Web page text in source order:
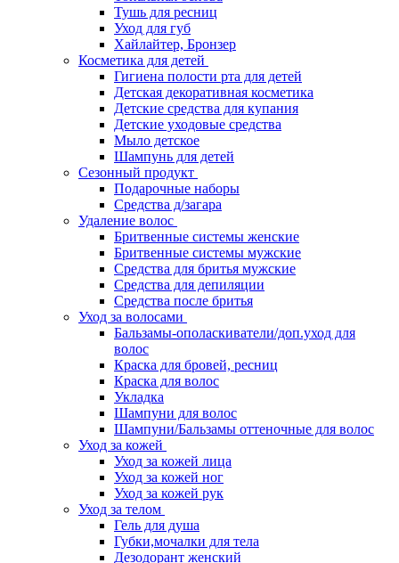
Тушь для ресниц
Уход для губ
Хайлайтер, Бронзер
Косметика для детей
Гигиена полости рта для детей
Детская декоративная косметика
Детские средства для купания
Детские уходовые средства
Мыло детское
Шампунь для детей
Сезонный продукт
Подарочные наборы
Средства д/загара
Удаление волос
Бритвенные системы женские
Бритвенные системы мужские
Средства для бритья мужские
Средства для депиляции
Средства после бритья
Уход за волосами
Бальзамы-ополаскиватели/доп.уход для
волос
Краска для бровей, ресниц
Краска для волос
Укладка
Шампуни для волос
Шампуни/Бальзамы оттеночные для волос
Уход за кожей
Уход за кожей лица
Уход за кожей ног
Уход за кожей рук
Уход за телом
Гель для душа
Губки,мочалки для тела
Дезодорант женский